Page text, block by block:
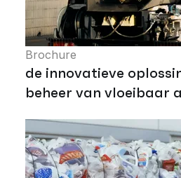
Brochure
de innovatieve
beheer van vloeibaar